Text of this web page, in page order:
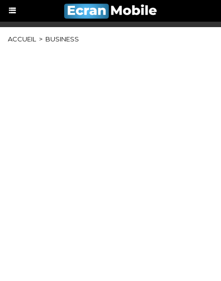
ACCUEIL > BUSINESS